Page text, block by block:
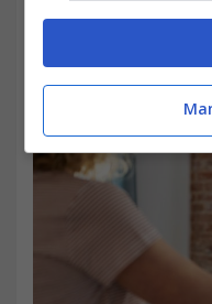
stipendio
30.987,41 euro.